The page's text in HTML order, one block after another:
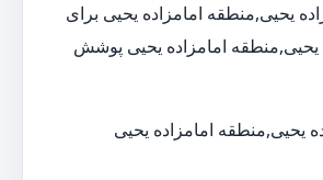
یحیی,منطقه امامزاده یحیی برای
یحیی,منطقه امامزاده یحیی پوشش
یحیی,منطقه امامزاده یحیی